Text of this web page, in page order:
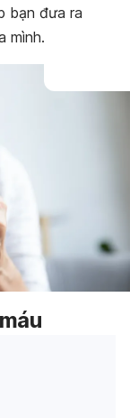
bạn đưa ra
mình.